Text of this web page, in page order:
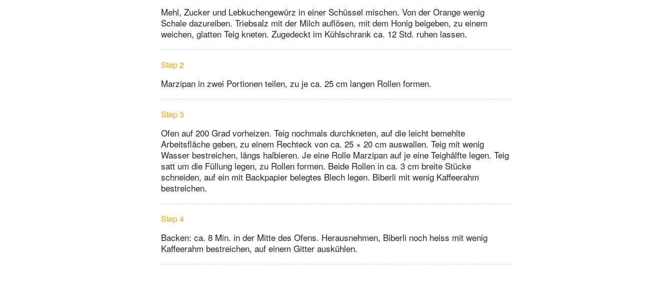
Mehl, Zucker und Lebkuchengewürz in einer Schüssel mischen. Von der Orange wenig
Schale dazureiben. Triebsalz mit der Milch auflösen, mit dem Honig beigeben, zu einem
weichen, glatten Teig kneten. Zugedeckt im Kühlschrank ca. 12 Std. ruhen lassen.
Step 2
Marzipan in zwei Portionen teilen, zu je ca. 25 cm langen Rollen formen.
Step 3
Ofen auf 200 Grad vorheizen. Teig nochmals durchkneten, auf die leicht bemehlte
Arbeitsfläche geben, zu einem Rechteck von ca. 25 × 20 cm auswallen. Teig mit wenig
Wasser bestreichen, längs halbieren. Je eine Rolle Marzipan auf je eine Teighälfte legen. Teig
satt um die Füllung legen, zu Rollen formen. Beide Rollen in ca. 3 cm breite Stücke
schneiden, auf ein mit Backpapier belegtes Blech legen. Biberli mit wenig Kaffeerahm
bestreichen.
Step 4
Backen: ca. 8 Min. in der Mitte des Ofens. Herausnehmen, Biberli noch heiss mit wenig
Kaffeerahm bestreichen, auf einem Gitter auskühlen.